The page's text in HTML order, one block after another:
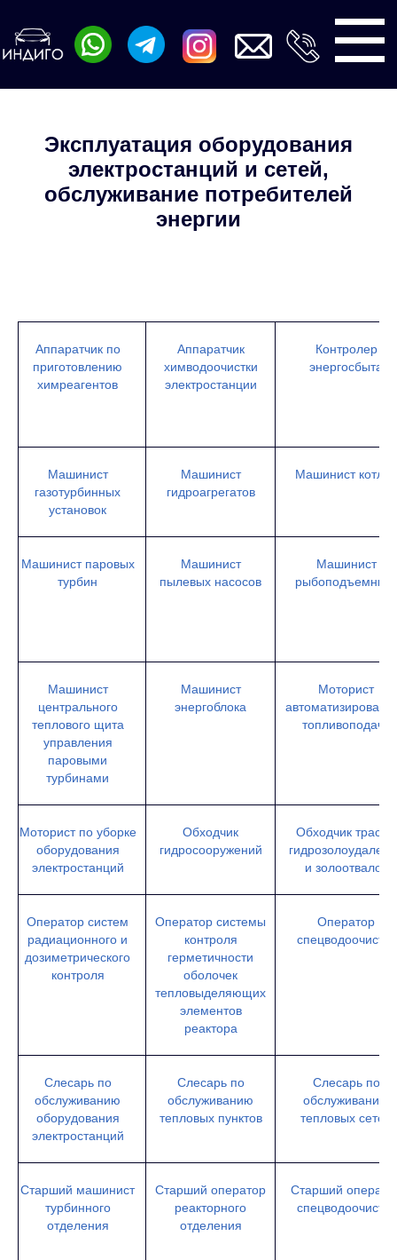
Поиск
Эксплуатация оборудования
электростанций и сетей,
обслуживание потребителей
энергии
Аппаратчик по
приготовлению
химреагентов
Аппаратчик
химводоочистки
электростанции
Контролер
энергосбыта
Машинист
газотурбинных
установок
Машинист
гидроагрегатов
Машинист котлов
Машинист паровых
турбин
Машинист
пылевых насосов
Машинист
рыбоподъемника
Машинист
центрального
теплового щита
управления
паровыми
турбинами
Машинист
энергоблока
Моторист
топливоподачи
Моторист по уборке
оборудования
электростанций
Обходчик
гидросооружений
Обходчик трассы
и золоотвалов
Оператор систем
радиационного и
дозиметрического
контроля
Оператор системы
контроля
герметичности
оболочек
тепловыделяющих
элементов
реактора
Оператор
спецводоочистки
Слесарь по
обслуживанию
оборудования
электростанций
Слесарь по
обслуживанию
тепловых пунктов
Слесарь по
обслуживанию
тепловых сетей
Старший машинист
турбинного
отделения
Старший оператор
реакторного
отделения
Старший
спецводоочистки